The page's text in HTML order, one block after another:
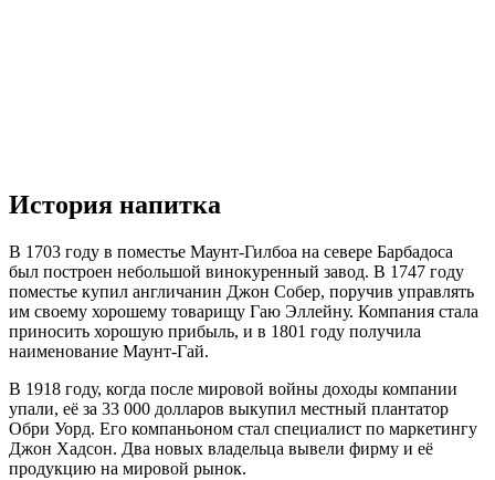
История напитка
В 1703 году в поместье Маунт-Гилбоа на севере Барбадоса
был построен небольшой винокуренный завод. В 1747 году
поместье купил англичанин Джон Собер, поручив управлять
им своему хорошему товарищу Гаю Эллейну. Компания стала
приносить хорошую прибыль, и в 1801 году получила
наименование Маунт-Гай.
В 1918 году, когда после мировой войны доходы компании
упали, её за 33 000 долларов выкупил местный плантатор
Обри Уорд. Его компаньоном стал специалист по маркетингу
Джон Хадсон. Два новых владельца вывели фирму и её
продукцию на мировой рынок.